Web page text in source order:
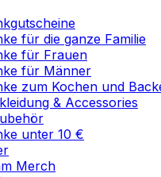
für die ganze Familie
für Frauen
für Männer
zum Kochen und
& Accessories
unter 10 €
Merch